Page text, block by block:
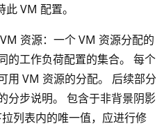
VM 配置。
资源：一个 VM 资源分配的
的工作负荷配置的集合。 每个
用 VM 资源的分配。 后续部分
分步说明。 包含于非背景阴影
列表内的唯一值，应进行修